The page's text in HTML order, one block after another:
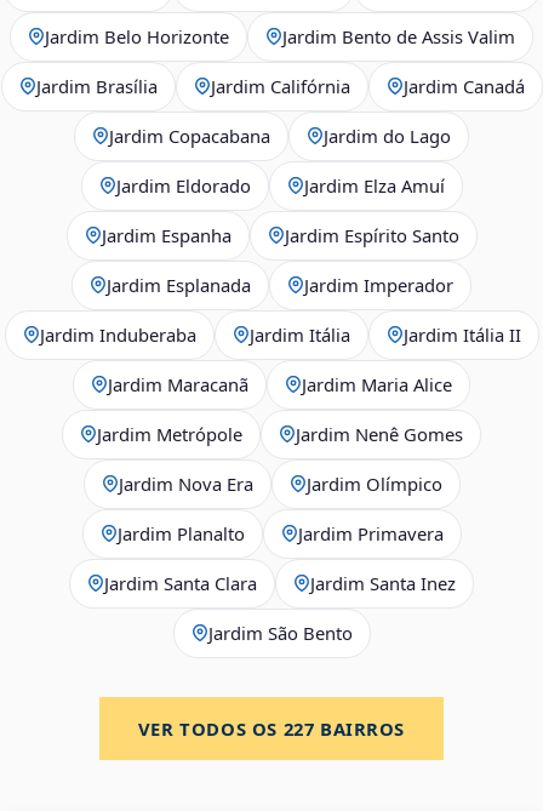
Jardim Belo Horizonte Jardim Bento de Assis Valim
Jardim Brasília Jardim Califórnia Jardim Canadá
Jardim Copacabana Jardim do Lago
Jardim Eldorado Jardim Elza Amuí
Jardim Espanha Jardim Espírito Santo
Jardim Esplanada Jardim Imperador
Jardim Induberaba Jardim Itália Jardim Itália II
Jardim Maracanã Jardim Maria Alice
Jardim Metrópole Jardim Nenê Gomes
Jardim Nova Era Jardim Olímpico
Jardim Planalto Jardim Primavera
Jardim Santa Clara Jardim Santa Inez
Jardim São Bento
VER TODOS OS 227 BAIRROS